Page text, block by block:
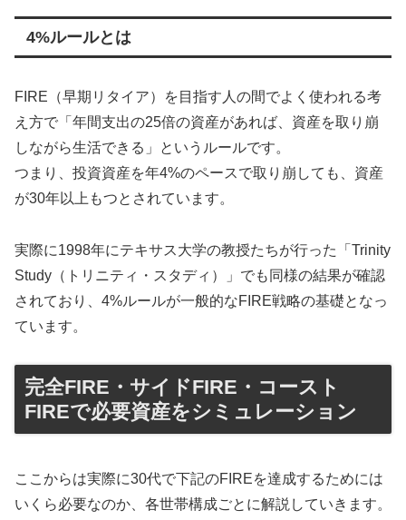
4%ルールとは
FIRE（早期リタイア）を目指す人の間でよく使われる考
え方で「年間支出の25倍の資産があれば、資産を取り崩
しながら生活できる」というルールです。
つまり、投資資産を年4%のペースで取り崩しても、資産
が30年以上もつとされています。
実際に1998年にテキサス大学の教授たちが行った「Trinity
Study（トリニティ・スタディ）」でも同様の結果が確認
されており、4%ルールが一般的なFIRE戦略の基礎となっ
ています。
完全FIRE・サイドFIRE・コースト
FIREで必要資産をシミュレーション
ここからは実際に30代で下記のFIREを達成するためには
いくら必要なのか、各世帯構成ごとに解説していきます。